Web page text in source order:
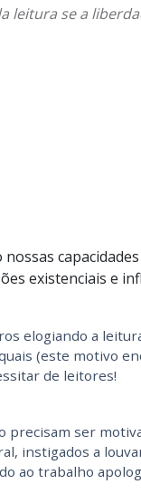
leitura se a
nossas
existenciais e
elogiando a
(este motivo
de leitores!
precisam ser
instigados a
ao trabalho